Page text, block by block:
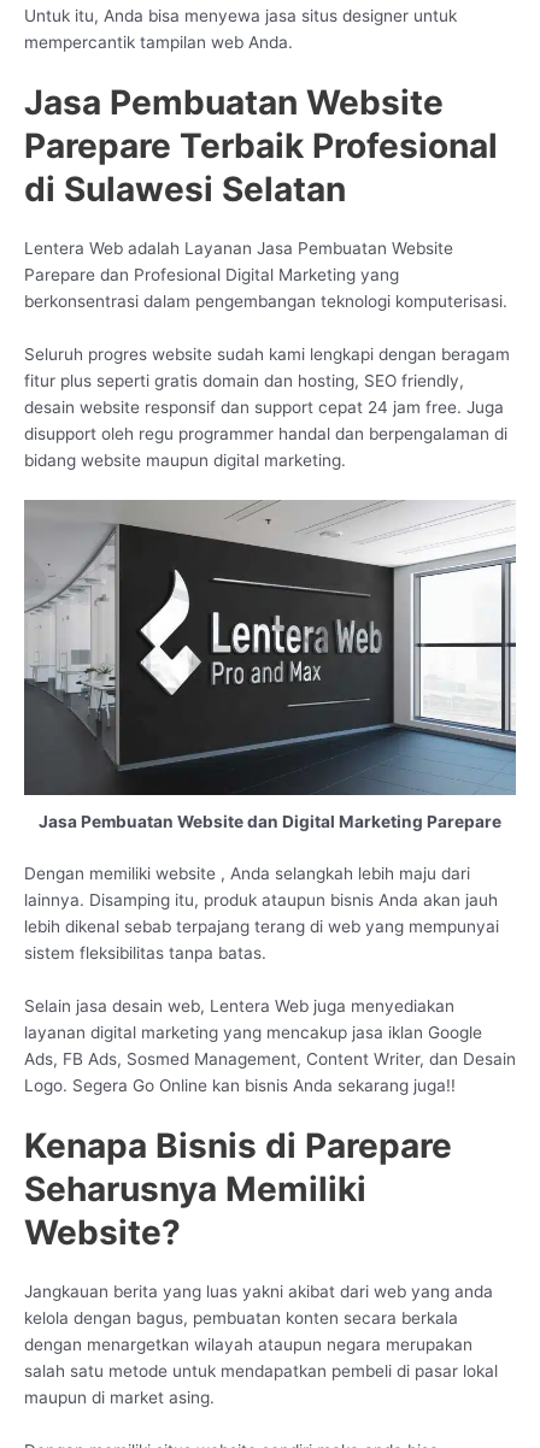
Untuk itu, Anda bisa menyewa jasa situs designer untuk
mempercantik tampilan web Anda.
Jasa Pembuatan Website
Parepare Terbaik Profesional
di Sulawesi Selatan
Lentera Web adalah Layanan Jasa Pembuatan Website
Parepare dan Profesional Digital Marketing yang
berkonsentrasi dalam pengembangan teknologi komputerisasi.
Seluruh progres website sudah kami lengkapi dengan beragam
fitur plus seperti gratis domain dan hosting, SEO friendly,
desain website responsif dan support cepat 24 jam free. Juga
disupport oleh regu programmer handal dan berpengalaman di
bidang website maupun digital marketing.
Jasa Pembuatan Website dan Digital Marketing Parepare
Dengan memiliki website , Anda selangkah lebih maju dari
lainnya. Disamping itu, produk ataupun bisnis Anda akan jauh
lebih dikenal sebab terpajang terang di web yang mempunyai
sistem fleksibilitas tanpa batas.
Selain jasa desain web, Lentera Web juga menyediakan
layanan digital marketing yang mencakup jasa iklan Google
Ads, FB Ads, Sosmed Management, Content Writer, dan Desain
Logo. Segera Go Online kan bisnis Anda sekarang juga!!
Kenapa Bisnis di Parepare
Seharusnya Memiliki
Website?
Jangkauan berita yang luas yakni akibat dari web yang anda
kelola dengan bagus, pembuatan konten secara berkala
dengan menargetkan wilayah ataupun negara merupakan
salah satu metode untuk mendapatkan pembeli di pasar lokal
maupun di market asing.